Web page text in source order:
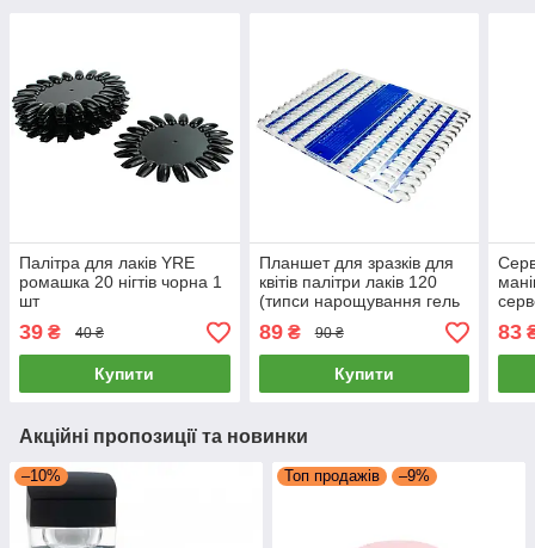
Палітра для лаків YRE
ромашка 20 нігтів чорна 1
шт
39 ₴ 40 ₴
Купити
Планшет для зразків для
квітів палітри лаків 120
(типси нарощування гель
лак верхні форми корекція
нігтів)
89₴ 90 ₴
Купити
гель
83
Акційні пропозиції та новинки
–10% Топ продажів –9%